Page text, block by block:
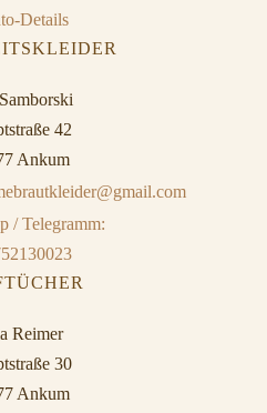
Details
42
Ankum
/ Telegramm:
Reimer
30
Ankum